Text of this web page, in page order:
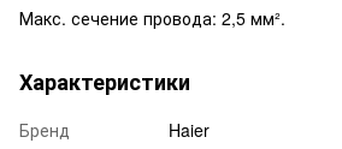
Макс. сечение провода: 2,5 мм².
Характеристики
Бренд
Haier